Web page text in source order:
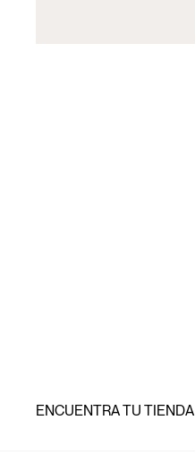
ENCUENTRA TU TIENDA